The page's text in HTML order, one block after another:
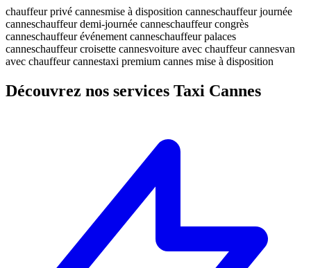
chauffeur privé cannesmise à disposition canneschauffeur journée
canneschauffeur demi-journée canneschauffeur congrès
canneschauffeur événement canneschauffeur palaces
canneschauffeur croisette cannesvoiture avec chauffeur cannesvan
avec chauffeur cannestaxi premium cannes mise à disposition
Découvrez nos services Taxi Cannes